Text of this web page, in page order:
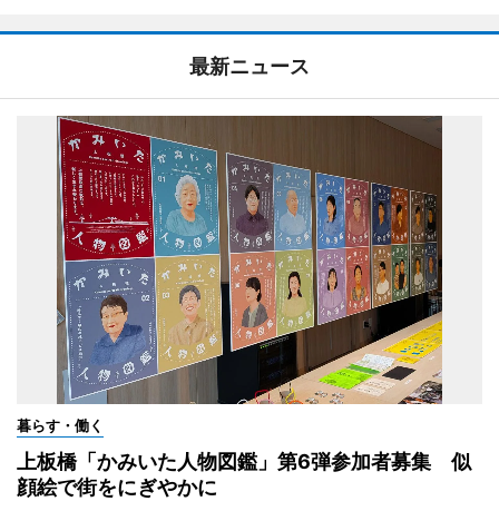
最新ニュース
暮らす・働く
上板橋「かみいた人物図鑑」第6弾参加者募集 似
顔絵で街をにぎやかに